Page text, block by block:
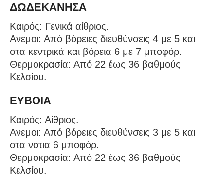
ΔΩΔΕΚΑΝΗΣΑ
Καιρός: Γενικά αίθριος.
Ανεμοι: Από βόρειες διευθύνσεις 4 με 5 και
στα κεντρικά και βόρεια 6 με 7 μποφόρ.
Θερμοκρασία: Από 22 έως 36 βαθμούς
Κελσίου.
ΕΥΒΟΙΑ
Καιρός: Αίθριος.
Ανεμοι: Από βόρειες διευθύνσεις 3 με 5 και
στα νότια 6 μποφόρ.
Θερμοκρασία: Από 22 έως 36 βαθμούς
Κελσίου.